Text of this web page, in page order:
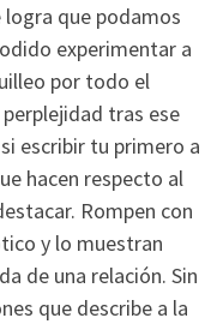
que podamos
experimentar a
por todo el
tras ese
escribir tu primero a
hacen respecto al
Rompen con
y lo muestran
de una relación. Sin
que describe a la